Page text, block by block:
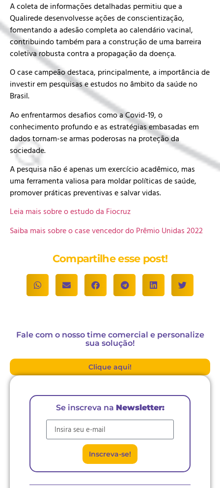
A coleta de informações detalhadas permitiu que a
Qualirede desenvolvesse ações de conscientização,
fomentando a adesão completa ao calendário vacinal,
contribuindo também para a construção de uma barreira
coletiva robusta contra a propagação da doença.
O case campeão destaca, principalmente, a importância de
investir em pesquisas e estudos no âmbito da saúde no
Brasil.
Ao enfrentarmos desafios como a Covid-19, o
conhecimento profundo e as estratégias embasadas em
dados tornam-se armas poderosas na proteção da
sociedade.
A pesquisa não é apenas um exercício acadêmico, mas
uma ferramenta valiosa para moldar políticas de saúde,
promover práticas preventivas e salvar vidas.
Leia mais sobre o estudo da Fiocruz
Saiba mais sobre o case vencedor do Prêmio Unidas 2022
Compartilhe esse post!
Fale com o nosso time comercial e personalize
sua solução!
Clique aqui!
Se inscreva na Newsletter:
Inscreva-se!